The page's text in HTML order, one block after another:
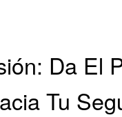
Da El
Tu